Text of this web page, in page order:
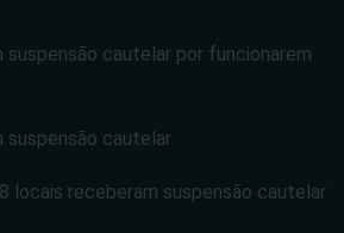
suspensão cautelar por funcionarem
suspensão cautelar
locais receberam suspensão cautelar